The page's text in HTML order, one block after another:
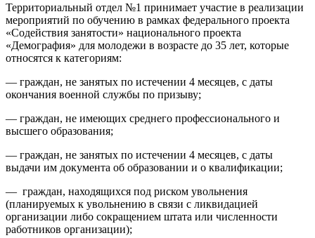
Территориальный отдел №1 принимает участие в реализации
мероприятий по обучению в рамках федерального проекта
«Содействия занятости» национального проекта
«Демография» для молодежи в возрасте до 35 лет, которые
относятся к категориям:
— граждан, не занятых по истечении 4 месяцев, с даты
окончания военной службы по призыву;
— граждан, не имеющих среднего профессионального и
высшего образования;
— граждан, не занятых по истечении 4 месяцев, с даты
выдачи им документа об образовании и о квалификации;
— граждан, находящихся под риском увольнения
(планируемых к увольнению в связи с ликвидацией
организации либо сокращением штата или численности
работников организации);